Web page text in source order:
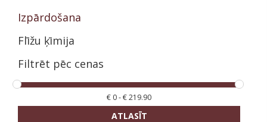
Izpārdošana
Flīžu ķīmija
Filtrēt pēc cenas
€ 0-€219.90
ATLASĪT